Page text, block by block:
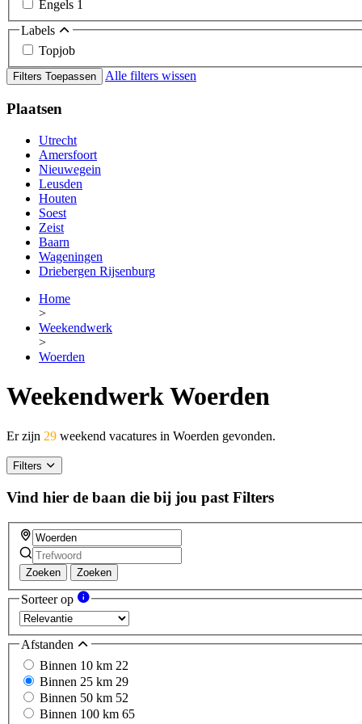
Engels 1
Labels
Topjob
Filters Toepassen Alle filters wissen
Plaatsen
Utrecht
Amersfoort
Nieuwegein
Leusden
Houten
Soest
Zeist
Baarn
Wageningen
Driebergen Rijsenburg
Home
>
Weekendwerk
>
Woerden
Weekendwerk Woerden
Er zijn 29 weekend vacatures in Woerden gevonden.
Filters
Vind hier de baan die bij jou past Filters
Zoeken Zoeken
Sorteer op
Afstanden
Binnen 10 km 22
Binnen 25 km 29
Binnen 50 km 52
Binnen 100 km 65